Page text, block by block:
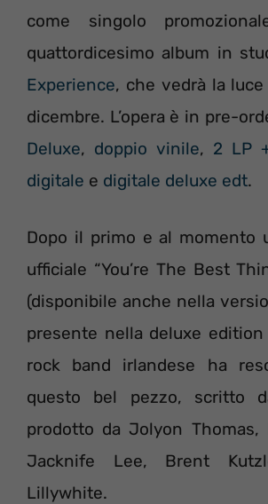
come singolo
quattordicesimo album in
Experience, che vedrà la
dicembre. L’opera è in pre-
Deluxe, doppio vinile, 2 LP
digitale e digitale deluxe edt.
Dopo il primo e al momento
ufficiale “You’re The Best
(disponibile anche nella
presente nella deluxe edition
rock band irlandese ha
questo bel pezzo, scritto
prodotto da Jolyon Thomas,
Jacknife Lee, Brent
Lillywhite.